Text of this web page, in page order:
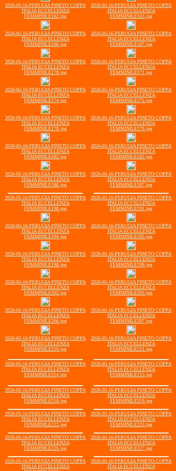
2026-05-16-PERUGIA PINETO COPPA
ITALIA ECCELLENZA
FEMMINILE162.jpg
2026-05-16-PERUGIA PINETO COPPA
ITALIA ECCELLENZA
FEMMINILE163.jpg
2026-05-16-PERUGIA PINETO COPPA
ITALIA ECCELLENZA
FEMMINILE166.jpg
2026-05-16-PERUGIA PINETO COPPA
ITALIA ECCELLENZA
FEMMINILE167.jpg
2026-05-16-PERUGIA PINETO COPPA
ITALIA ECCELLENZA
FEMMINILE170.jpg
2026-05-16-PERUGIA PINETO COPPA
ITALIA ECCELLENZA
FEMMINILE171.jpg
2026-05-16-PERUGIA PINETO COPPA
ITALIA ECCELLENZA
FEMMINILE174.jpg
2026-05-16-PERUGIA PINETO COPPA
ITALIA ECCELLENZA
FEMMINILE175.jpg
2026-05-16-PERUGIA PINETO COPPA
ITALIA ECCELLENZA
FEMMINILE178.jpg
2026-05-16-PERUGIA PINETO COPPA
ITALIA ECCELLENZA
FEMMINILE179.jpg
2026-05-16-PERUGIA PINETO COPPA
ITALIA ECCELLENZA
FEMMINILE182.jpg
2026-05-16-PERUGIA PINETO COPPA
ITALIA ECCELLENZA
FEMMINILE183.jpg
2026-05-16-PERUGIA PINETO COPPA
ITALIA ECCELLENZA
FEMMINILE186.jpg
2026-05-16-PERUGIA PINETO COPPA
ITALIA ECCELLENZA
FEMMINILE187.jpg
2026-05-16-PERUGIA PINETO COPPA
ITALIA ECCELLENZA
FEMMINILE190.jpg
2026-05-16-PERUGIA PINETO COPPA
ITALIA ECCELLENZA
FEMMINILE191.jpg
2026-05-16-PERUGIA PINETO COPPA
ITALIA ECCELLENZA
FEMMINILE194.jpg
2026-05-16-PERUGIA PINETO COPPA
ITALIA ECCELLENZA
FEMMINILE195.jpg
2026-05-16-PERUGIA PINETO COPPA
ITALIA ECCELLENZA
FEMMINILE198.jpg
2026-05-16-PERUGIA PINETO COPPA
ITALIA ECCELLENZA
FEMMINILE199.jpg
2026-05-16-PERUGIA PINETO COPPA
ITALIA ECCELLENZA
FEMMINILE202.jpg
2026-05-16-PERUGIA PINETO COPPA
ITALIA ECCELLENZA
FEMMINILE203.jpg
2026-05-16-PERUGIA PINETO COPPA
ITALIA ECCELLENZA
FEMMINILE206.jpg
2026-05-16-PERUGIA PINETO COPPA
ITALIA ECCELLENZA
FEMMINILE207.jpg
2026-05-16-PERUGIA PINETO COPPA
ITALIA ECCELLENZA
FEMMINILE210.jpg
2026-05-16-PERUGIA PINETO COPPA
ITALIA ECCELLENZA
FEMMINILE211.jpg
2026-05-16-PERUGIA PINETO COPPA
ITALIA ECCELLENZA
FEMMINILE214.jpg
2026-05-16-PERUGIA PINETO COPPA
ITALIA ECCELLENZA
FEMMINILE215.jpg
2026-05-16-PERUGIA PINETO COPPA
ITALIA ECCELLENZA
FEMMINILE218.jpg
2026-05-16-PERUGIA PINETO COPPA
ITALIA ECCELLENZA
FEMMINILE219.jpg
2026-05-16-PERUGIA PINETO COPPA
ITALIA ECCELLENZA
FEMMINILE222.jpg
2026-05-16-PERUGIA PINETO COPPA
ITALIA ECCELLENZA
FEMMINILE223.jpg
2026-05-16-PERUGIA PINETO COPPA
ITALIA ECCELLENZA
FEMMINILE226.jpg
2026-05-16-PERUGIA PINETO COPPA
ITALIA ECCELLENZA
FEMMINILE227.jpg
2026-05-16-PERUGIA PINETO COPPA
ITALIA ECCELLENZA
2026-05-16-PERUGIA PINETO COPPA
ITALIA ECCELLENZA